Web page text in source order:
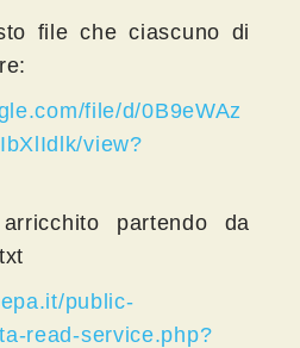
file che ciascuno di
file/d/0B9eWAz
view?
partendo da
public-
read-service.php?